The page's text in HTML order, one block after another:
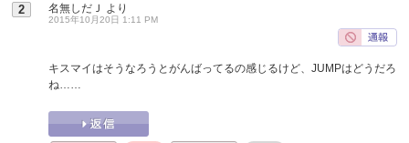
2 名無しだＪ より
2015年10月20日 1:11 PM
キスマイはそうなろうとがんばってるの感じるけど、JUMPはどうだろ
ね……